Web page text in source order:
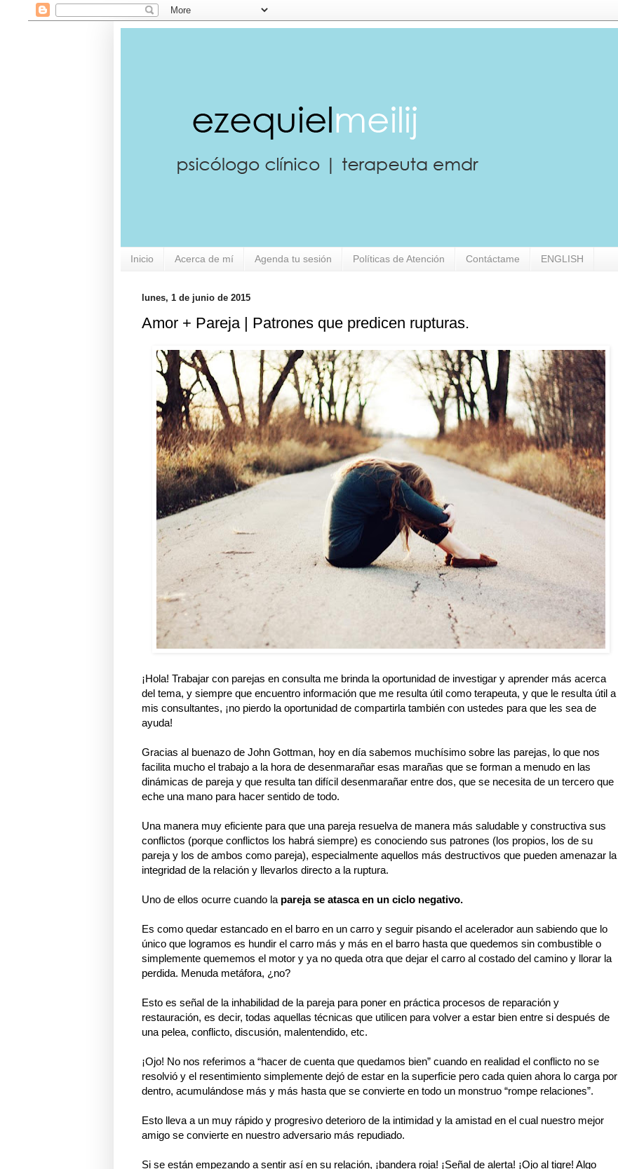
Inicio Acerca de mí Agenda tu sesión Políticas de Atención Contáctame ENGLISH
lunes, 1 de junio de 2015
Amor + Pareja | Patrones que predicen rupturas.
¡Hola! Trabajar con parejas en consulta me brinda la oportunidad de investigar y aprender más acerca
del tema, y siempre que encuentro información que me resulta útil como terapeuta, y que le resulta útil a
mis consultantes, ¡no pierdo la oportunidad de compartirla también con ustedes para que les sea de
ayuda!
Gracias al buenazo de John Gottman, hoy en día sabemos muchísimo sobre las parejas, lo que nos
facilita mucho el trabajo a la hora de desenmarañar esas marañas que se forman a menudo en las
dinámicas de pareja y que resulta tan difícil desenmarañar entre dos, que se necesita de un tercero que
eche una mano para hacer sentido de todo.
Una manera muy eficiente para que una pareja resuelva de manera más saludable y constructiva sus
conflictos (porque conflictos los habrá siempre) es conociendo sus patrones (los propios, los de su
pareja y los de ambos como pareja), especialmente aquellos más destructivos que pueden amenazar la
integridad de la relación y llevarlos directo a la ruptura.
Uno de ellos ocurre cuando la pareja se atasca en un ciclo negativo.
Es como quedar estancado en el barro en un carro y seguir pisando el acelerador aun sabiendo que lo
único que logramos es hundir el carro más y más en el barro hasta que quedemos sin combustible o
simplemente quememos el motor y ya no queda otra que dejar el carro al costado del camino y llorar la
perdida. Menuda metáfora, ¿no?
Esto es señal de la inhabilidad de la pareja para poner en práctica procesos de reparación y
restauración, es decir, todas aquellas técnicas que utilicen para volver a estar bien entre si después de
una pelea, conflicto, discusión, malentendido, etc.
¡Ojo! No nos referimos a “hacer de cuenta que quedamos bien” cuando en realidad el conflicto no se
resolvió y el resentimiento simplemente dejó de estar en la superficie pero cada quien ahora lo carga por
dentro, acumulándose más y más hasta que se convierte en todo un monstruo “rompe relaciones”.
Esto lleva a un muy rápido y progresivo deterioro de la intimidad y la amistad en el cual nuestro mejor
amigo se convierte en nuestro adversario más repudiado.
Si se están empezando a sentir así en su relación, ¡bandera roja! ¡Señal de alerta! ¡Ojo al tigre! Algo